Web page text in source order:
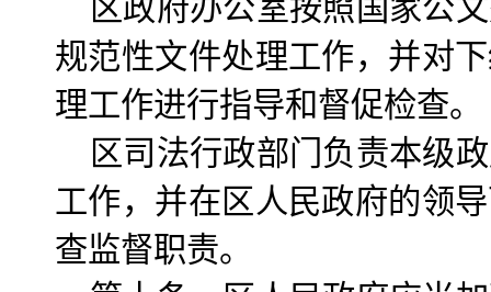
区政府办公室按照国家公
规范性文件处理工作，并对
理工作进行指导和督促检查。
区司法行政部门负责本级
工作，并在区人民政府的领
查监督职责。